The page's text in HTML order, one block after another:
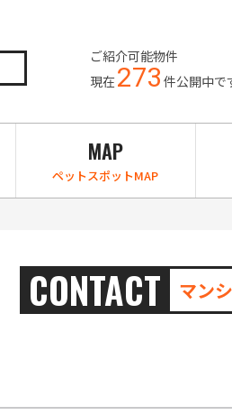
ご紹介可能物件
現在273 件公開中で
MAP
ペットスポットMAP
CONTACT マン